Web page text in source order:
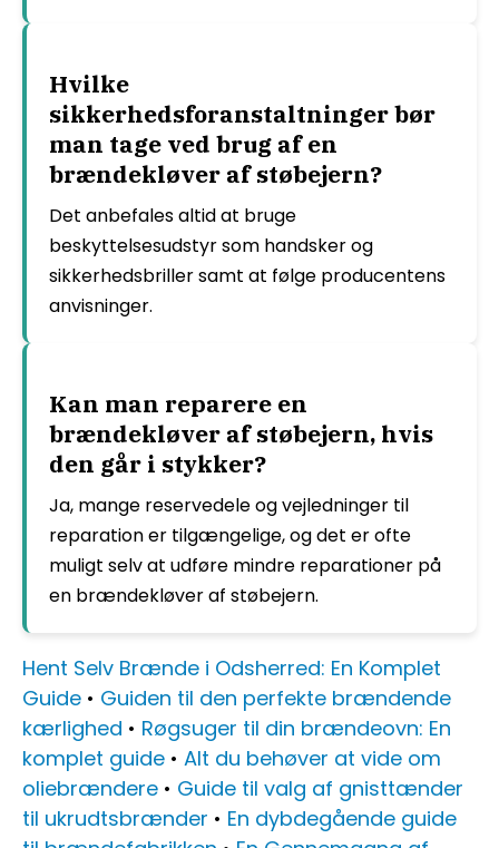
Hvilke
sikkerhedsforanstaltninger bør
man tage ved brug af en
brændekløver af støbejern?
Det anbefales altid at bruge
beskyttelsesudstyr som handsker og
sikkerhedsbriller samt at følge producentens
anvisninger.
Kan man reparere en
brændekløver af støbejern, hvis
den går i stykker?
Ja, mange reservedele og vejledninger til
reparation er tilgængelige, og det er ofte
muligt selv at udføre mindre reparationer på
en brændekløver af støbejern.
Hent Selv Brænde i Odsherred: En Komplet
Guide • Guiden til den perfekte brændende
kærlighed • Røgsuger til din brændeovn: En
komplet guide • Alt du behøver at vide om
oliebrændere • Guide til valg af gnisttænder
til ukrudtsbrænder • En dybdegående guide